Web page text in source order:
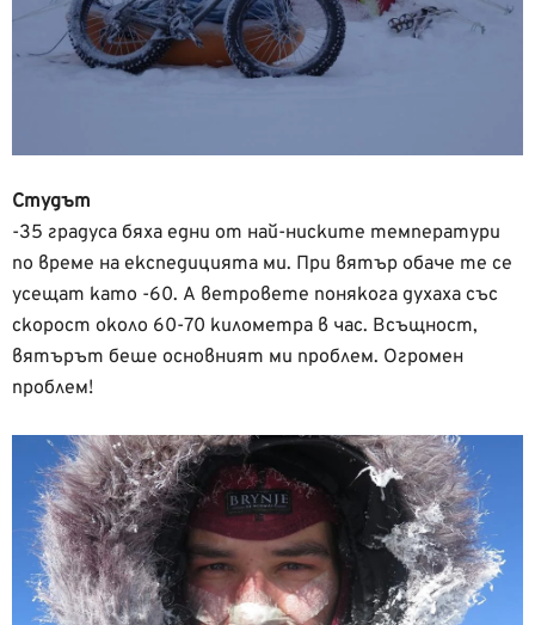
Студът
-35 градуса бяха едни от най-ниските температури
по време на експедицията ми. При вятър обаче те се
усещат като -60. А ветровете понякога духаха със
скорост около 60-70 километра в час. Всъщност,
вятърът беше основният ми проблем. Огромен
проблем!